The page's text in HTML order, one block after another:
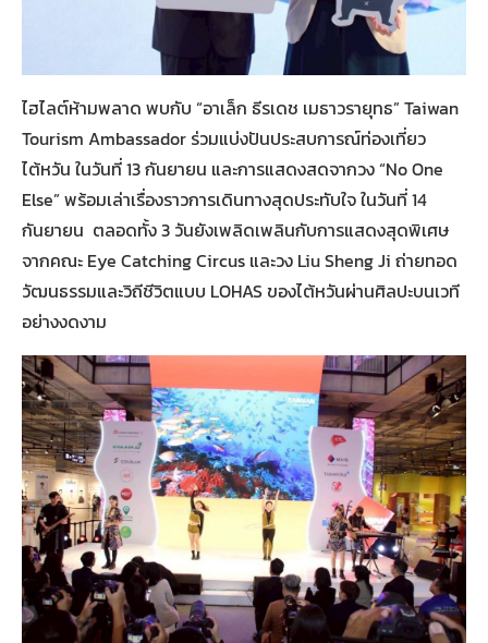
ไฮไลต์ห้ามพลาด พบกับ “อาเล็ก ธีรเดช เมธาวรายุทธ” Taiwan
Tourism Ambassador ร่วมแบ่งปันประสบการณ์ท่องเที่ยว
ไต้หวัน ในวันที่ 13 กันยายน และการแสดงสดจากวง “No One
Else” พร้อมเล่าเรื่องราวการเดินทางสุดประทับใจ ในวันที่ 14
กันยายน ตลอดทั้ง 3 วันยังเพลิดเพลินกับการแสดงสุดพิเศษ
จากคณะ Eye Catching Circus และวง Liu Sheng Ji ถ่ายทอด
วัฒนธรรมและวิถีชีวิตแบบ LOHAS ของไต้หวันผ่านศิลปะบนเวที
อย่างงดงาม